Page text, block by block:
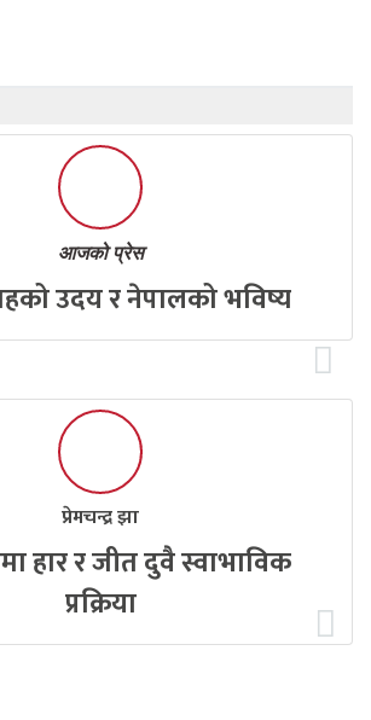
आजको प्रेस
उदय र नेपालको भविष्य
प्रेमचन्द्र झा
हार र जीत दुवै स्वाभाविक
प्रक्रिया